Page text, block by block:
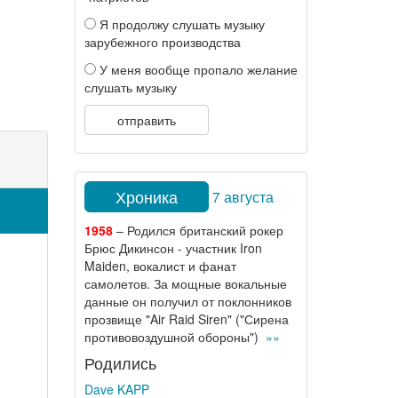
Я продолжу слушать музыку
зарубежного производства
У меня вообще пропало желание
слушать музыку
отправить
Хроника 7 августа
1958– Родился британский рокер
Брюс Дикинсон - участник Iron
Maiden, вокалист и фанат
самолетов. За мощные вокальные
данные он получил от поклонников
прозвище "Air Raid Siren" ("Сирена
противовоздушной обороны") »»
Родились
Dave KAPP